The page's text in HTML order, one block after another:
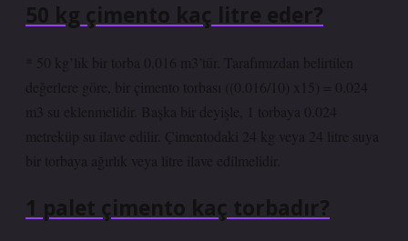
50 kg çimento kaç litre eder?
* 50 kg’lık bir torba 0.016 m3’tür. Tarafımızdan belirtilen
değerlere göre, bir çimento torbası ((0.016/10) x15) = 0.024
m3 su eklenmelidir. Başka bir deyişle, 1 torbaya 0.024
metreküp su ilave edilir. Çimentodaki 24 kg veya 24 litre suya
bir torbaya ağırlık veya litre ilave edilmelidir.
1 palet çimento kaç torbadır?